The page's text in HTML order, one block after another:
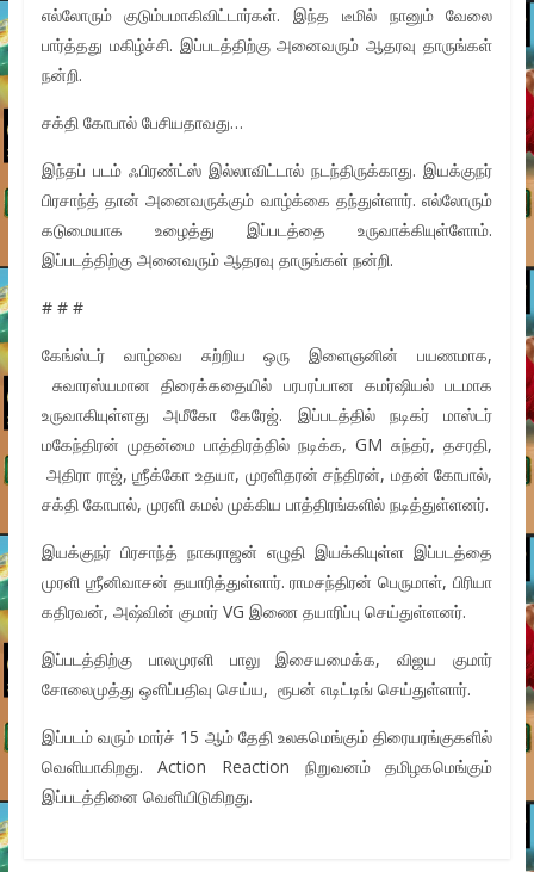
எல்லோரும் குடும்பமாகிவிட்டார்கள். இந்த டீமில் நானும் வேலை
பார்த்தது மகிழ்ச்சி. இப்படத்திற்கு அனைவரும் ஆதரவு தாருங்கள்
நன்றி.
சக்தி கோபால் பேசியதாவது…
இந்தப் படம் ஃபிரண்ட்ஸ் இல்லாவிட்டால் நடந்திருக்காது. இயக்குநர்
பிரசாந்த் தான் அனைவருக்கும் வாழ்க்கை தந்துள்ளார். எல்லோரும்
கடுமையாக உழைத்து இப்படத்தை உருவாக்கியுள்ளோம்.
இப்படத்திற்கு அனைவரும் ஆதரவு தாருங்கள் நன்றி.
# # #
கேங்ஸ்டர் வாழ்வை சுற்றிய ஒரு இளைஞனின் பயணமாக,
சுவாரஸ்யமான திரைக்கதையில் பரபரப்பான கமர்ஷியல் படமாக
உருவாகியுள்ளது அமீகோ கேரேஜ். இப்படத்தில் நடிகர் மாஸ்டர்
மகேந்திரன் முதன்மை பாத்திரத்தில் நடிக்க, GM சுந்தர், தசரதி,
அதிரா ராஜ், ஶ்ரீக்கோ உதயா, முரளிதரன் சந்திரன், மதன் கோபால்,
சக்தி கோபால், முரளி கமல் முக்கிய பாத்திரங்களில் நடித்துள்ளனர்.
இயக்குநர் பிரசாந்த் நாகராஜன் எழுதி இயக்கியுள்ள இப்படத்தை
முரளி ஶ்ரீனிவாசன் தயாரித்துள்ளார். ராமசந்திரன் பெருமாள், பிரியா
கதிரவன், அஷ்வின் குமார் VG இணை தயாரிப்பு செய்துள்ளனர்.
இப்படத்திற்கு பாலமுரளி பாலு இசையமைக்க, விஜய குமார்
சோலைமுத்து ஒளிப்பதிவு செய்ய, ரூபன் எடிட்டிங் செய்துள்ளார்.
இப்படம் வரும் மார்ச் 15 ஆம் தேதி உலகமெங்கும் திரையரங்குகளில்
வெளியாகிறது. Action Reaction நிறுவனம் தமிழகமெங்கும்
இப்படத்தினை வெளியிடுகிறது.